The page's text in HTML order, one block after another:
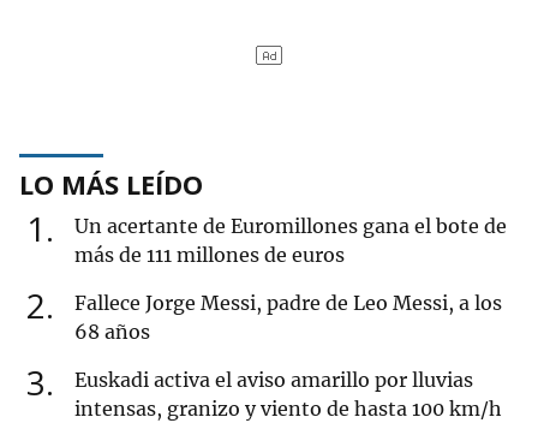
LO MÁS LEÍDO
1
Un acertante de Euromillones gana el bote de
más de 111 millones de euros
2
Fallece Jorge Messi, padre de Leo Messi, a los
68 años
3
Euskadi activa el aviso amarillo por lluvias
intensas, granizo y viento de hasta 100 km/h